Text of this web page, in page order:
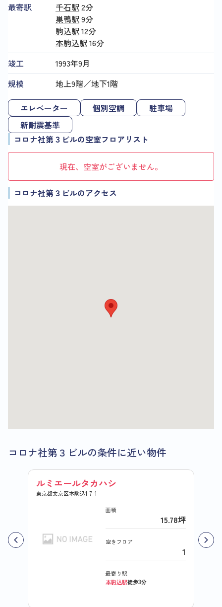
最寄駅
千石駅2分
巣鴨駅9分
駒込駅12分
本駒込駅16分
竣工
1993年9月
規模
地上9階／地下1階
エレベーター 個別空調
駐車場
新耐震基準
コロナ社第３ビルの空室フロアリスト
現在、空室がございません。
コロナ社第３ビルのアクセス
コロナ社第３ビルの条件に近い物件
ルミエールタカハシ
東京都文京区本駒込1-7-1
面積
15.78坪
空きフロア
1
最寄り駅
本駒込駅徒歩3分